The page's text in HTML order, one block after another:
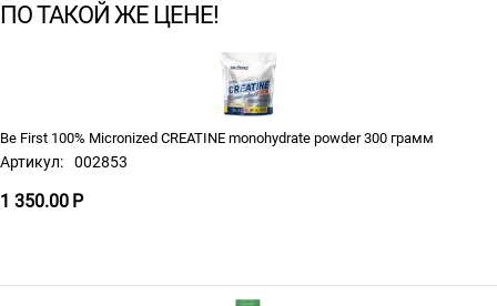
ПО ТАКОЙ ЖЕ ЦЕНЕ!
Be First 100% Micronized CREATINE monohydrate powder 300 грамм
Артикул: 002853
1 350.00 Р